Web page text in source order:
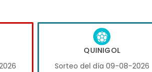
QUINIGOL
Sorteo del día 09-08-2026